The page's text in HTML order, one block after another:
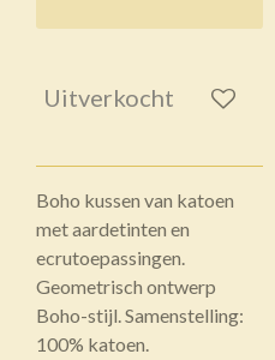
Uitverkocht
Boho kussen van katoen
met aardetinten en
ecrutoepassingen.
Geometrisch ontwerp
Boho-stijl. Samenstelling:
100% katoen.